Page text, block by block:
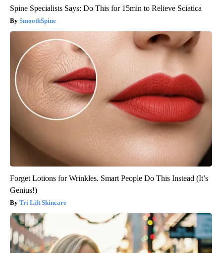
Spine Specialists Says: Do This for 15min to Relieve Sciatica
SmoothSpine
Forget Lotions for Wrinkles. Smart People Do This Instead (It’s
Genius!)
Tri Lift Skincare